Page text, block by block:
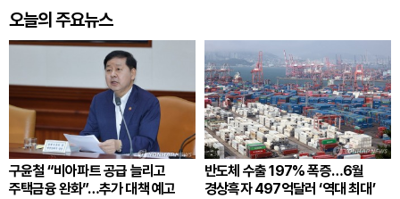
오늘의 주요뉴스
구윤철 “비아파트 공급 늘리고
주택금융 완화”…추가 대책 예고
반도체 수출 197% 폭증…6월
경상흑자 497억달러 ‘역대 최대’